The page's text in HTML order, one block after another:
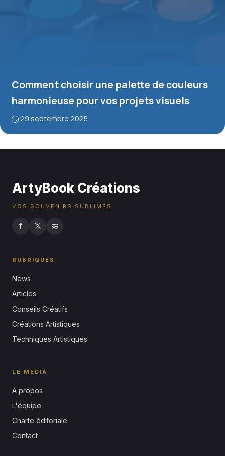
Comment choisir une palette de couleurs
harmonieuse pour vos projets visuels
29 septembre 2025
ArtyBook Créations
VOS SOUVENIRS SUBLIMÉS
f 𝕏 ≋
RUBRIQUES
News
Articles
Conseils Créatifs
Créations Artistiques
Techniques Artistiques
LE MÉDIA
À propos
L'équipe
Charte éditoriale
Contact